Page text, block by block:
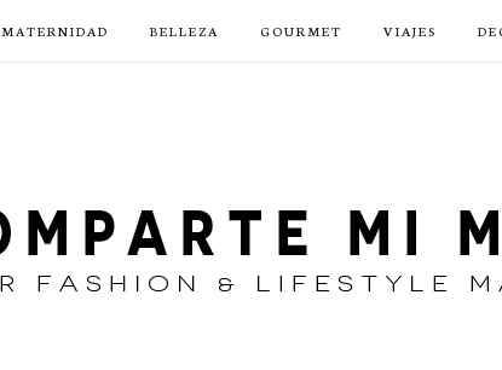
MATERNIDAD BELLEZA GOURMET VIAJES